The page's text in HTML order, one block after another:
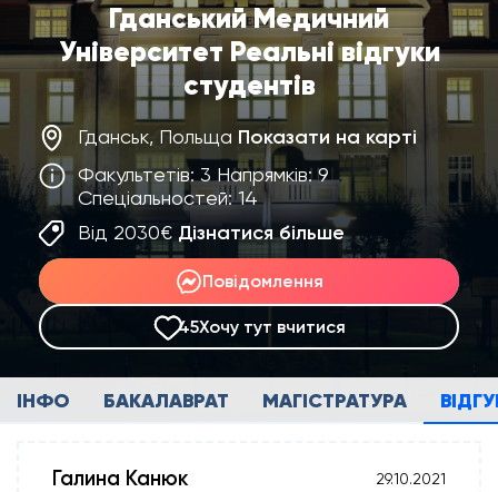
Гданський Медичний
Університет Реальні відгуки
студентів
Гданськ, Польща Показати на карті
Факультетів: 3 Напрямків: 9
Спеціальностей: 14
Від 2030€ Дізнатися більше
Повідомлення
45Хочу тут вчитися
ІНФО БАКАЛАВРАТ МАГІСТРАТУРА
Галина Канюк 29.10.2021